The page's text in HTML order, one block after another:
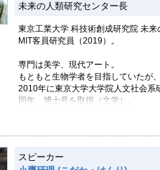
未来の人類研究センター長
東京工業大学 科技術創成研究院 未来
MIT客員研究員（2019）。
専門は美学、現代アート。
もともと生物学者を目指していたが
2010年に東京大学大学院人文社会系
同年、博士号を取得（文学）。
（春秋社）など。WIRED Audi
スピーカー